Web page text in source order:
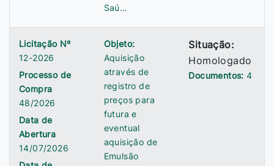
Saú…
Licitação Nº
12-2026
Processo de
Compra
48/2026
Data de
Abertura
14/07/2026
Objeto:
Aquisição
através de
registro de
preços para
futura e
eventual
aquisição de
Emulsão
Situação:
Homologado
Documentos:4